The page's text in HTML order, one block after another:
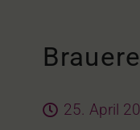
25. April